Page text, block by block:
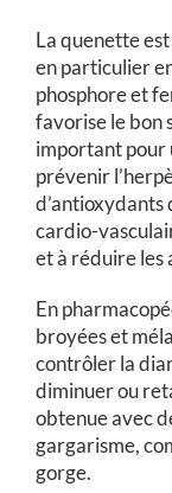
La quenette
en particulier
phosphore et
favorise le bon
important pour
prévenir
d’antioxydants
cardio-
et à réduire les
En
broyées et
contrôler la
diminuer ou
obtenue avec
gargarisme,
gorge.